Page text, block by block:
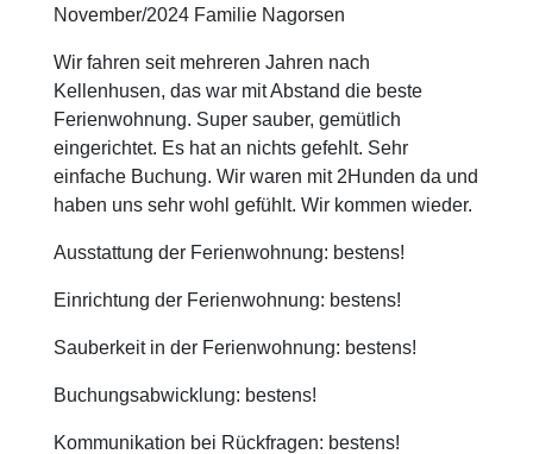
November/2024 Familie Nagorsen
Wir fahren seit mehreren Jahren nach
Kellenhusen, das war mit Abstand die beste
Ferienwohnung. Super sauber, gemütlich
eingerichtet. Es hat an nichts gefehlt. Sehr
einfache Buchung. Wir waren mit 2Hunden da und
haben uns sehr wohl gefühlt. Wir kommen wieder.
Ausstattung der Ferienwohnung: bestens!
Einrichtung der Ferienwohnung: bestens!
Sauberkeit in der Ferienwohnung: bestens!
Buchungsabwicklung: bestens!
Kommunikation bei Rückfragen: bestens!